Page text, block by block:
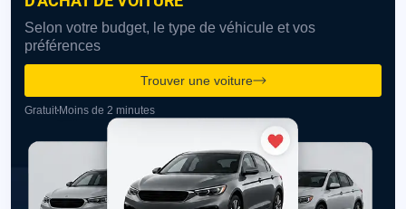
Selon votre budget, le type de véhicule et vos
préférences
Trouver une voiture
Gratuit Moins de 2 minutes